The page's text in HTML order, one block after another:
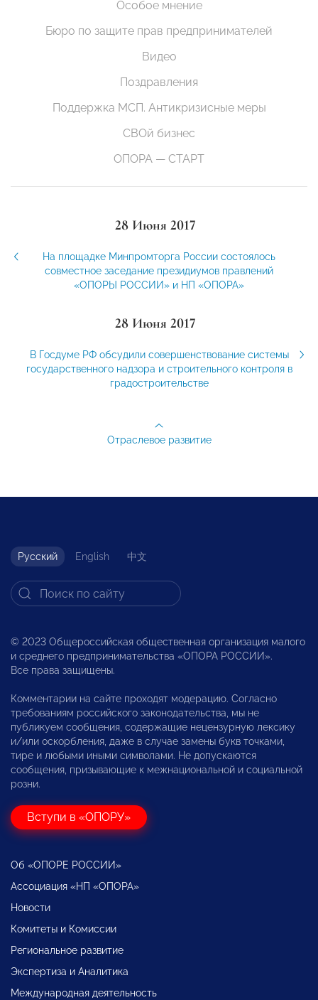
Особое мнение
Бюро по защите прав предпринимателей
Видео
Поздравления
Поддержка МСП. Антикризисные меры
СВОй бизнес
ОПОРА — СТАРТ
28 Июня 2017
На площадке Минпромторга России состоялось
совместное заседание президиумов правлений
«ОПОРЫ РОССИИ» и НП «ОПОРА»
28 Июня 2017
В Госдуме РФ обсудили совершенствование системы
государственного надзора и строительного контроля в
градостроительстве
Отраслевое развитие
Русский English 中文
© 2023 Общероссийская общественная организация малого
и среднего предпринимательства «ОПОРА РОССИИ».
Все права защищены.
Комментарии на сайте проходят модерацию. Согласно
требованиям российского законодательства, мы не
публикуем сообщения, содержащие нецензурную лексику
и/или оскорбления, даже в случае замены букв точками,
тире и любыми иными символами. Не допускаются
сообщения, призывающие к межнациональной и социальной
розни.
Вступи в «ОПОРУ»
Об «ОПОРЕ РОССИИ»
Ассоциация «НП «ОПОРА»
Новости
Комитеты и Комиссии
Региональное развитие
Экспертиза и Аналитика
Международная деятельность